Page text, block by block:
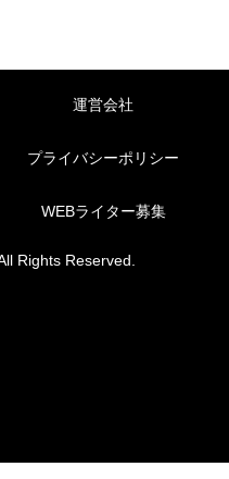
運営会社
プライバシーポリシー
WEBライター募集
Rights Reserved.